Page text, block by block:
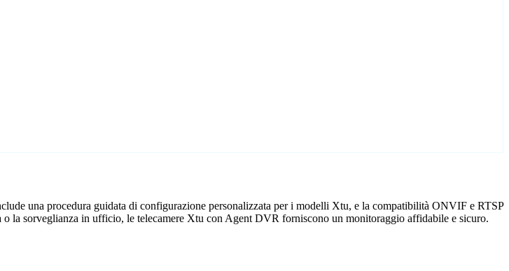
una procedura guidata di configurazione personalizzata per i modelli Xtu, e la compatibilità ONVIF e RTSP
la sorveglianza in ufficio, le telecamere Xtu con Agent DVR forniscono un monitoraggio affidabile e sicuro.